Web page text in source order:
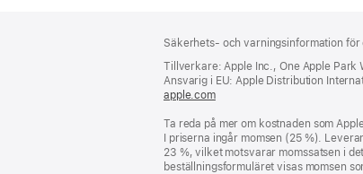
Säkerhets- och varningsinformation
Tillverkare: Apple Inc., One Apple Park
Ansvarig i EU: Apple Distribution
apple.com(öppnas
ett
nytt
fönster)
Ta reda på mer om kostnaden som
I priserna ingår momsen (25 %).
23 %, vilket motsvarar momssatsen i
beställningsformuläret visas momsen